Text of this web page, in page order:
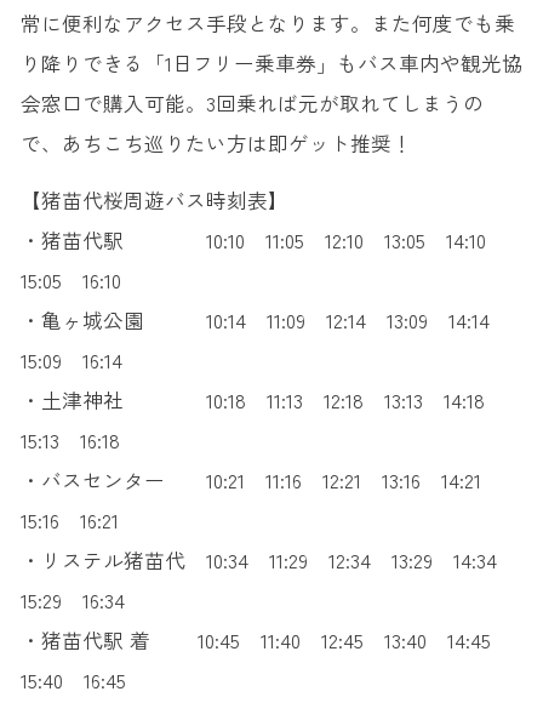
常に便利なアクセス手段となります。また何度でも乗
り降りできる「1日フリー乗車券」もバス車内や観光協
会窓口で購入可能。3回乗れば元が取れてしまうの
で、あちこち巡りたい方は即ゲット推奨！
【猪苗代桜周遊バス時刻表】
・猪苗代駅 10:10 11:05 12:10 13:05 14:10
15:05 16:10
・亀ヶ城公園 10:14 11:09 12:14 13:09 14:14
15:09 16:14
・土津神社 10:18 11:13 12:18 13:13 14:18
15:13 16:18
・バスセンター 10:21 11:16 12:21 13:16 14:21
15:16 16:21
・リステル猪苗代 10:34 11:29 12:34 13:29 14:34
15:29 16:34
・猪苗代駅 着 10:45 11:40 12:45 13:40 14:45
15:40 16:45